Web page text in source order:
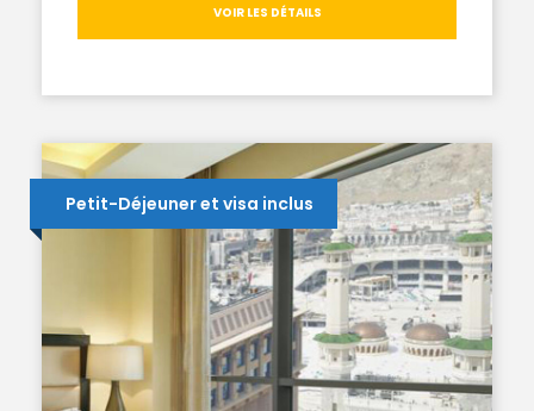
VOIR LES DÉTAILS
Petit-Déjeuner et visa inclus